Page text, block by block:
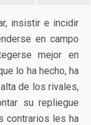
insistir e incidir
en campo
mejor en
lo ha hecho, ha
alta de los rivales,
su repliegue
contrarios les ha